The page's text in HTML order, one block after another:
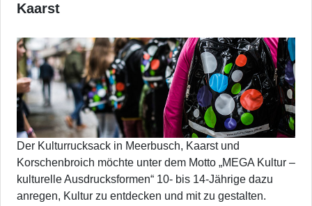
Kaarst
Der Kulturrucksack in Meerbusch, Kaarst und
Korschenbroich möchte unter dem Motto „MEGA Kultur –
kulturelle Ausdrucksformen“ 10- bis 14-Jährige dazu
anregen, Kultur zu entdecken und mit zu gestalten.